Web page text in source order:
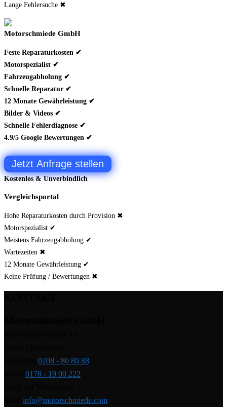
Lange Fehlersuche ✖
Motorschmiede GmbH
Feste Reparaturkosten ✔
Motorspezialist ✔
Fahrzeugabholung ✔
Schnelle Reparatur ✔
12 Monate Gewährleistung ✔
Bilder & Videos ✔
Schnelle Fehlerdiagnose ✔
4.9/5 Google Bewertungen ✔
Jetzt Anfrage stellen
Kostenlos & Unverbindlich
Vergleichsportal
Hohe Reparaturkosten durch Provision ✖
Motorspezialist ✔
Meistens Fahrzeugabholung ✔
Wartezeiten ✖
12 Monate Gewährleistung ✔
Keine Prüfung / Bewertungen ✖
0208 - 80 80 88
0178 - 19 00 222
info@motorschmiede.com